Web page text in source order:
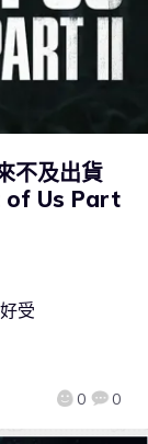
不及出貨
of Us Part
0 0
受